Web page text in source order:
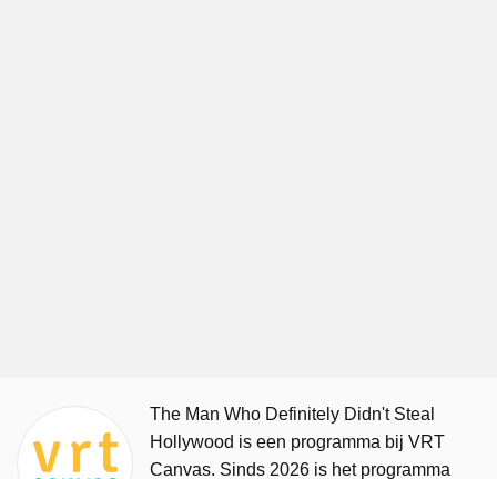
The Man Who Definitely Didn't Steal
Hollywood is een programma bij VRT
Canvas. Sinds 2026 is het programma